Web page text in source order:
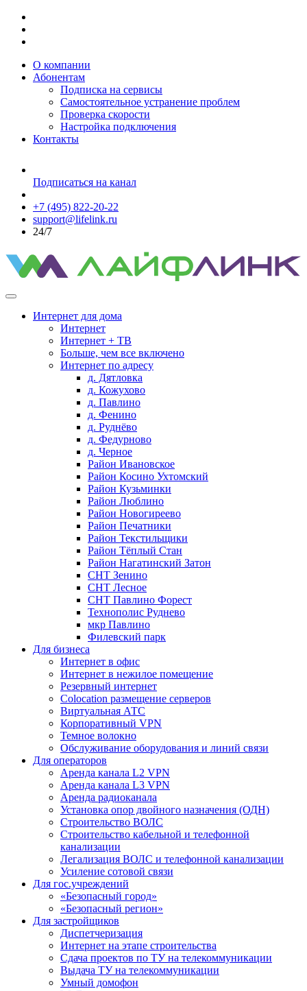
О компании
Абонентам
Подписка на сервисы
Самостоятельное устранение проблем
Проверка скорости
Настройка подключения
Контакты
Подписаться на канал
+7 (495) 822-20-22
support@lifelink.ru
24/7
Интернет для дома
Интернет
Интернет + ТВ
Больше, чем все включено
Интернет по адресу
д. Дятловка
д. Кожухово
д. Павлино
д. Фенино
д. Руднёво
д. Федурново
д. Черное
Район Ивановское
Район Косино Ухтомский
Район Кузьминки
Район Люблино
Район Новогиреево
Район Печатники
Район Текстильщики
Район Тёплый Стан
Район Нагатинский Затон
СНТ Зенино
СНТ Лесное
СНТ Павлино Форест
Технополис Руднево
мкр Павлино
Филевский парк
Для бизнеса
Интернет в офис
Интернет в нежилое помещение
Резервный интернет
Colocation размещение серверов
Виртуальная АТС
Корпоративный VPN
Темное волокно
Обслуживание оборудования и линий связи
Для операторов
Аренда канала L2 VPN
Аренда канала L3 VPN
Аренда радиоканала
Установка опор двойного назначения (ОДН)
Строительство ВОЛС
Строительство кабельной и телефонной
канализации
Легализация ВОЛС и телефонной канализации
Усиление сотовой связи
Для гос.учреждений
«Безопасный город»
«Безопасный регион»
Для застройщиков
Диспетчеризация
Интернет на этапе строительства
Сдача проектов по ТУ на телекоммуникации
Выдача ТУ на телекоммуникации
Умный домофон